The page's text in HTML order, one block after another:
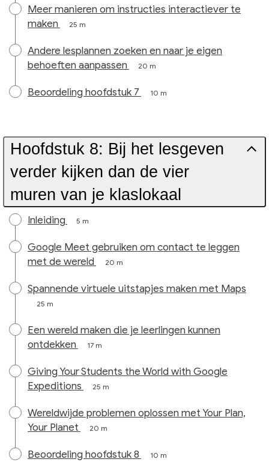
Meer manieren om instructies interactiever te
maken
25 m
Andere lesplannen zoeken en naar je eigen
behoeften aanpassen
20 m
Beoordeling hoofdstuk 7 10 m
Hoofdstuk 8: Bij het lesgeven
verder kijken dan de vier
muren van je klaslokaal
Inleiding 5 m
Google Meet gebruiken om contact te leggen
met de wereld
20 m
Spannende virtuele uitstapjes maken met Maps
25 m
Een wereld maken die je leerlingen kunnen
ontdekken
17 m
Giving Your Students the World with Google
Expeditions
25 m
Wereldwijde problemen oplossen met Your Plan,
Your Planet
20 m
Beoordeling hoofdstuk 8 10 m